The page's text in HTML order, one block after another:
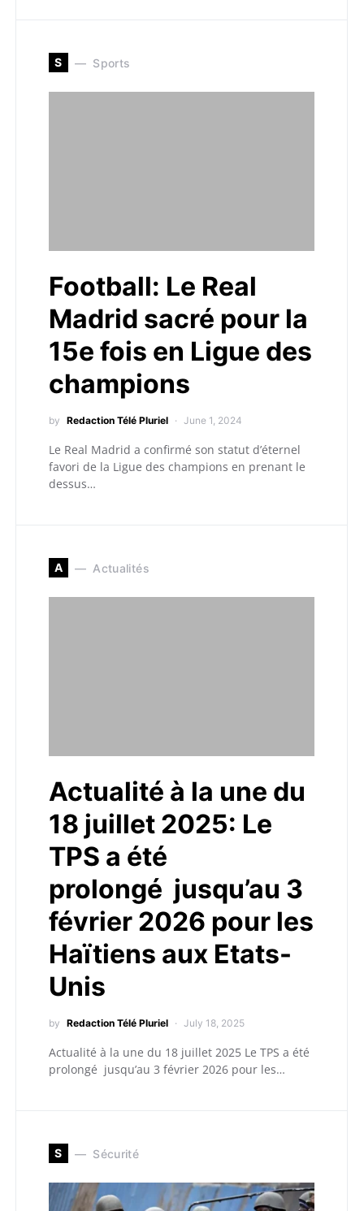
S Sports
Football: Le Real
Madrid sacré pour la
15e fois en Ligue des
champions
by Redaction Télé Pluriel June 1, 2024
Le Real Madrid a confirmé son statut d’éternel
favori de la Ligue des champions en prenant le
dessus…
A Actualités
Actualité à la une du
18 juillet 2025: Le
TPS a été
prolongé jusqu’au 3
février 2026 pour les
Haïtiens aux Etats-
Unis
by Redaction Télé Pluriel July 18, 2025
Actualité à la une du 18 juillet 2025 Le TPS a été
prolongé jusqu’au 3 février 2026 pour les…
S Sécurité